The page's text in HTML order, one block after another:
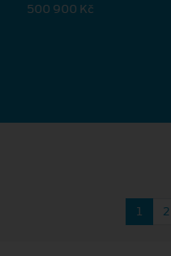
500 900 Kč
1 2